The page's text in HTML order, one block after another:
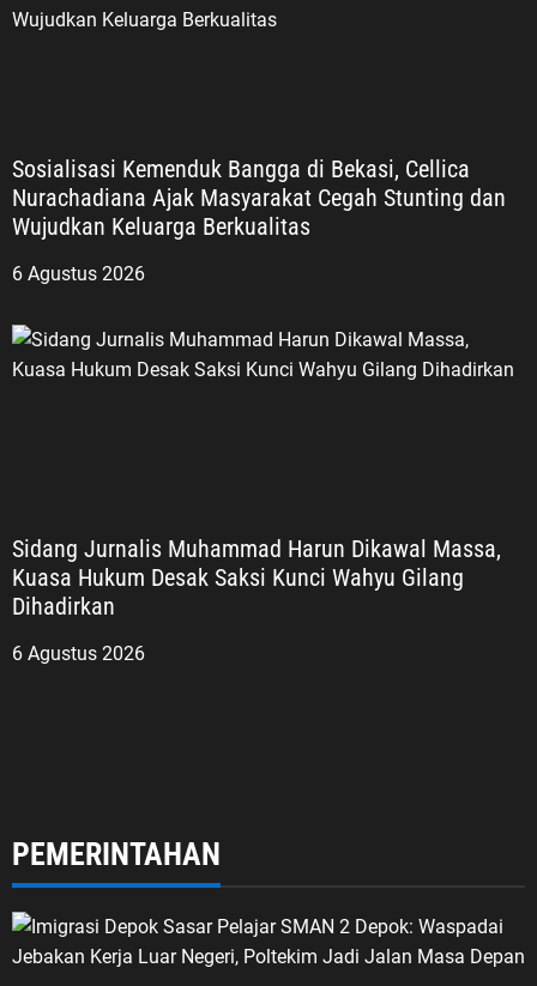
Sosialisasi Kemenduk Bangga di Bekasi, Cellica
Nurachadiana Ajak Masyarakat Cegah Stunting dan
Wujudkan Keluarga Berkualitas
6 Agustus 2026
Sidang Jurnalis Muhammad Harun Dikawal Massa,
Kuasa Hukum Desak Saksi Kunci Wahyu Gilang
Dihadirkan
6 Agustus 2026
PEMERINTAHAN